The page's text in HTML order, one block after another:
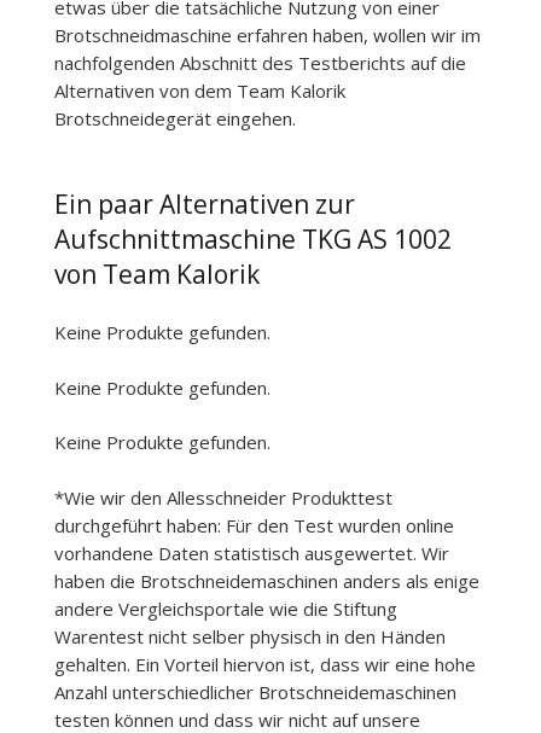
etwas über die tatsächliche Nutzung von einer
Brotschneidmaschine erfahren haben, wollen wir im
nachfolgenden Abschnitt des Testberichts auf die
Alternativen von dem Team Kalorik
Brotschneidegerät eingehen.
Ein paar Alternativen zur
Aufschnittmaschine TKG AS 1002
von Team Kalorik
Keine Produkte gefunden.
Keine Produkte gefunden.
Keine Produkte gefunden.
*Wie wir den Allesschneider Produkttest
durchgeführt haben: Für den Test wurden online
vorhandene Daten statistisch ausgewertet. Wir
haben die Brotschneidemaschinen anders als enige
andere Vergleichsportale wie die Stiftung
Warentest nicht selber physisch in den Händen
gehalten. Ein Vorteil hiervon ist, dass wir eine hohe
Anzahl unterschiedlicher Brotschneidemaschinen
testen können und dass wir nicht auf unsere